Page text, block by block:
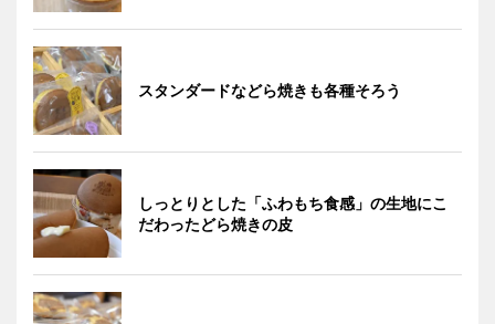
スタンダードなどら焼きも各種そろう
しっとりとした「ふわもち食感」の生地にこ
だわったどら焼きの皮